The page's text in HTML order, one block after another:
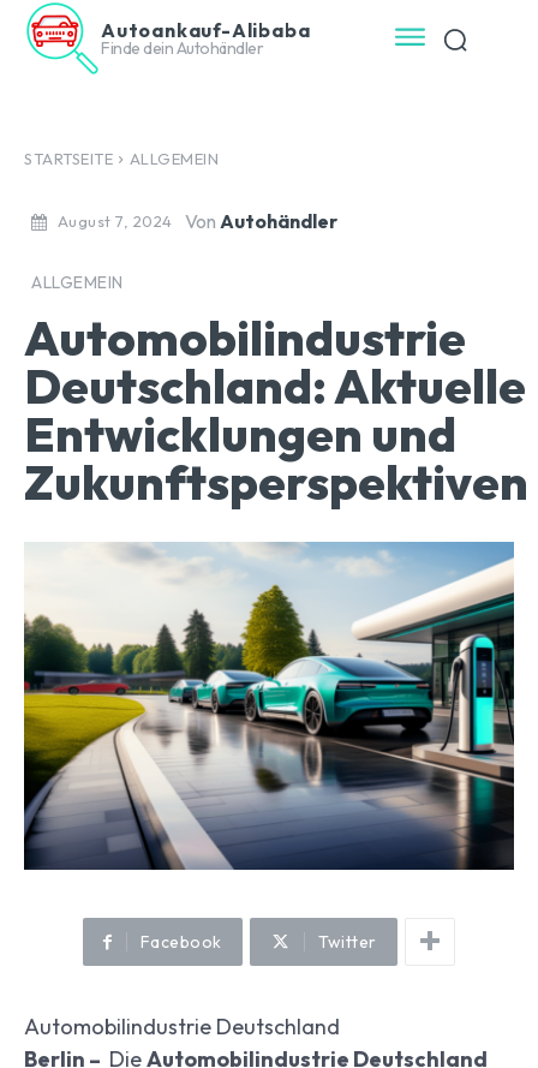
Autoankauf-Alibaba
Finde dein Autohändler
STARTSEITE ALLGEMEIN
August 7, 2024 Von Autohändler
ALLGEMEIN
Automobilindustrie
Deutschland: Aktuelle
Entwicklungen und
Zukunftsperspektiven
Facebook Twitter
Automobilindustrie Deutschland
Berlin – DieAutomobilindustrie Deutschland